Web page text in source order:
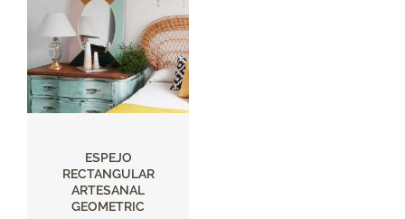
ESPEJO
RECTANGULAR
ARTESANAL
GEOMETRIC